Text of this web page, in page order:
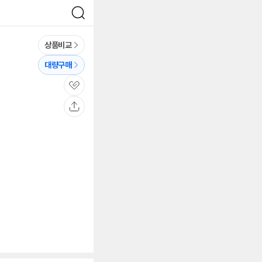
검
색
상품비교
대량구매
관
심